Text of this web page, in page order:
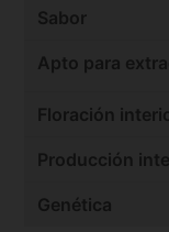
Sabor
Apto para
Floración
Producción
Genética